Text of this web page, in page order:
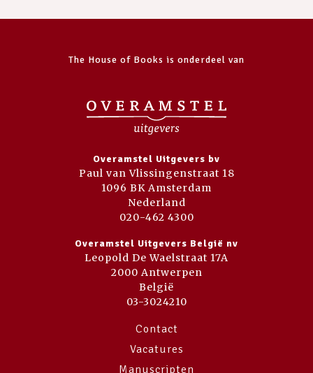
The House of Books is onderdeel van
Overamstel Uitgevers bv
Paul van Vlissingenstraat 18
1096 BK Amsterdam
Nederland
020-462 4300
Overamstel Uitgevers België nv
Leopold De Waelstraat 17A
2000 Antwerpen
België
03-3024210
Contact
Vacatures
Manuscripten